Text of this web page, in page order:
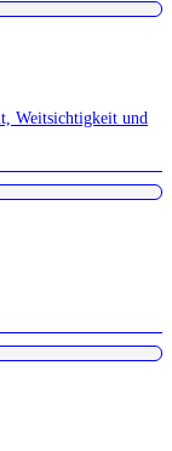
Weitsichtigkeit und